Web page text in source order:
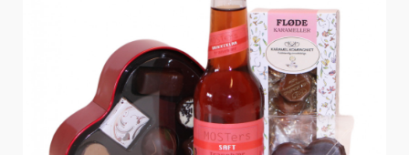
OM CARLA BLOMSTER